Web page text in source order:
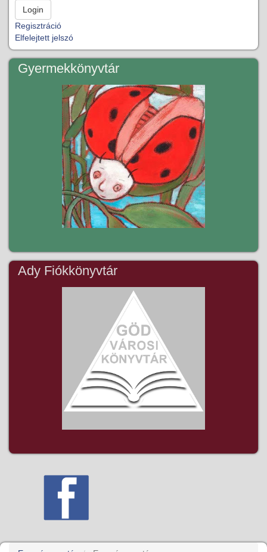
Regisztráció
Elfelejtett jelszó
Gyermekkönyvtár
Ady Fiókkönyvtár